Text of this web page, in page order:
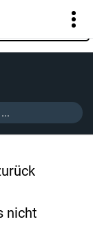
nicht